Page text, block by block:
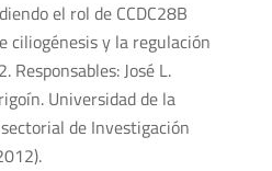
el rol de CCDC28B
ciliogénesis y la regulación
Responsables: José L.
Universidad de la
de Investigación